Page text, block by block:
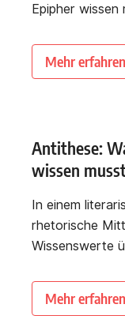
Epipher wissen
Mehr erfahren
Antithese:
wissen
In einem
rhetorische
Wissenswerte
Mehr erfahren